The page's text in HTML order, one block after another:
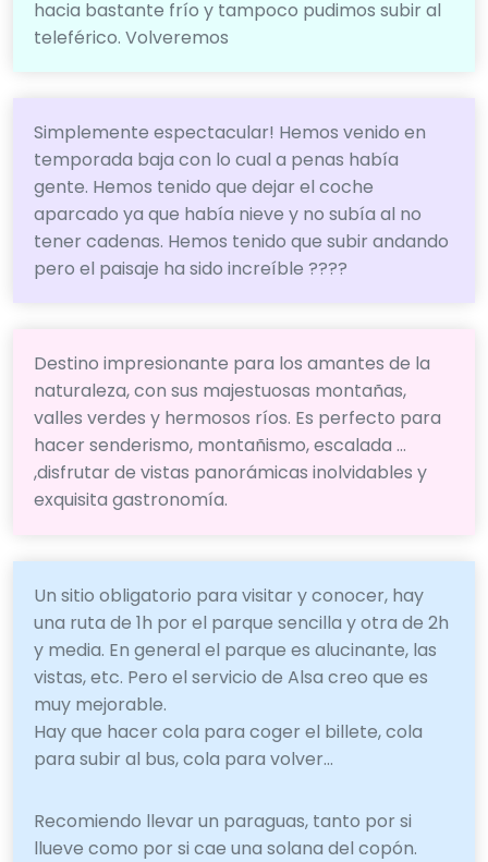
hacia bastante frío y tampoco pudimos subir al
teleférico. Volveremos
Simplemente espectacular! Hemos venido en
temporada baja con lo cual a penas había
gente. Hemos tenido que dejar el coche
aparcado ya que había nieve y no subía al no
tener cadenas. Hemos tenido que subir andando
pero el paisaje ha sido increíble ????
Destino impresionante para los amantes de la
naturaleza, con sus majestuosas montañas,
valles verdes y hermosos ríos. Es perfecto para
hacer senderismo, montañismo, escalada ...
,disfrutar de vistas panorámicas inolvidables y
exquisita gastronomía.
Un sitio obligatorio para visitar y conocer, hay
una ruta de 1h por el parque sencilla y otra de 2h
y media. En general el parque es alucinante, las
vistas, etc. Pero el servicio de Alsa creo que es
muy mejorable.
Hay que hacer cola para coger el billete, cola
para subir al bus, cola para volver...
Recomiendo llevar un paraguas, tanto por si
llueve como por si cae una solana del copón.